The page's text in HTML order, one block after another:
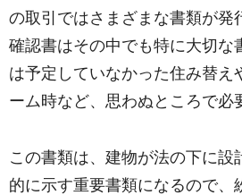
の取引ではさまざまな書類が発
確認書はその中でも特に大切な
は予定していなかった住み替え
ーム時など、思わぬところで必
この書類は、建物が法の下に設
的に示す重要書類になるので、